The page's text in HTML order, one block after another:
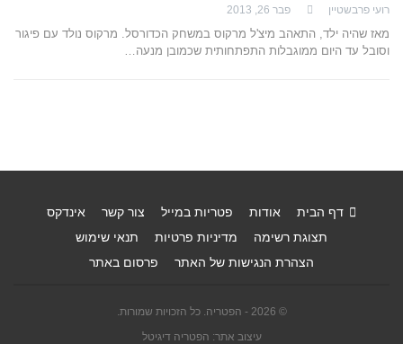
רועי פרבשטיין פבר 26, 2013
מאז שהיה ילד, התאהב מיצ'ל מרקוס במשחק הכדורסל. מרקוס נולד עם פיגור
וסובל עד היום ממוגבלות התפתחותית שכמובן מנעה…
דף הבית אודות פטריות במייל צור קשר
אינדקס
תצוגת רשימה
מדיניות פרטיות
תנאי שימוש
הצהרת הנגישות של האתר
פרסום באתר
© 2026 - הפטריה. כל הזכויות שמורות.
עיצוב אתר: הפטריה דיגיטל